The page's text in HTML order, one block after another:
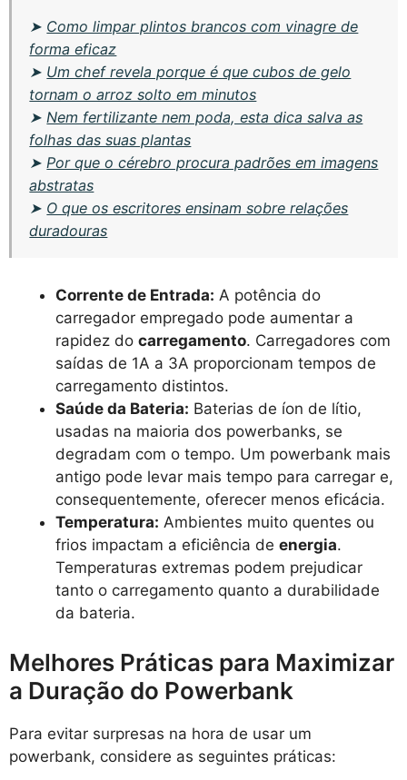
➤ Como limpar plintos brancos com vinagre de
forma eficaz
➤ Um chef revela porque é que cubos de gelo
tornam o arroz solto em minutos
➤ Nem fertilizante nem poda, esta dica salva as
folhas das suas plantas
➤ Por que o cérebro procura padrões em imagens
abstratas
➤ O que os escritores ensinam sobre relações
duradouras
Corrente de Entrada: A potência do
carregador empregado pode aumentar a
rapidez do carregamento. Carregadores com
saídas de 1A a 3A proporcionam tempos de
carregamento distintos.
Saúde da Bateria: Baterias de íon de lítio,
usadas na maioria dos powerbanks, se
degradam com o tempo. Um powerbank mais
antigo pode levar mais tempo para carregar e,
consequentemente, oferecer menos eficácia.
Temperatura: Ambientes muito quentes ou
frios impactam a eficiência de energia.
Temperaturas extremas podem prejudicar
tanto o carregamento quanto a durabilidade
da bateria.
Melhores Práticas para Maximizar
a Duração do Powerbank
Para evitar surpresas na hora de usar um
powerbank, considere as seguintes práticas: